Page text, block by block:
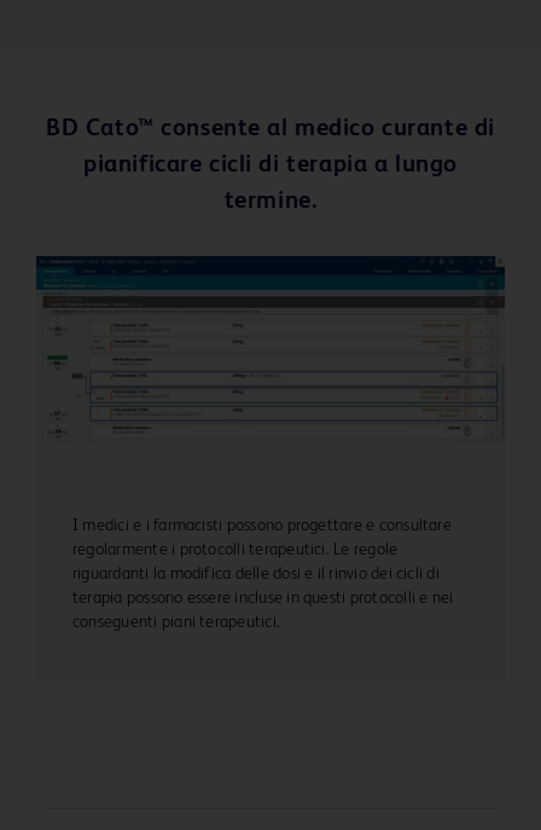
BD Cato™ consente al medico curante di
pianificare cicli di terapia a lungo
termine.
I medici e i farmacisti possono progettare e consultare
regolarmente i protocolli terapeutici. Le regole
riguardanti la modifica delle dosi e il rinvio dei cicli di
terapia possono essere incluse in questi protocolli e nei
conseguenti piani terapeutici.